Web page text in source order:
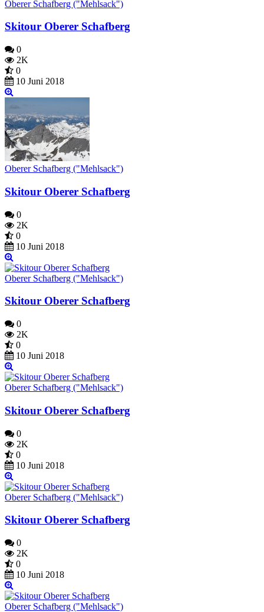
Oberer Schafberg ("Mehlsack")
Skitour Oberer Schafberg
0
2K
0
10 Juni 2018
Oberer Schafberg ("Mehlsack")
Skitour Oberer Schafberg
0
2K
0
10 Juni 2018
Oberer Schafberg ("Mehlsack")
Skitour Oberer Schafberg
0
2K
0
10 Juni 2018
Oberer Schafberg ("Mehlsack")
Skitour Oberer Schafberg
0
2K
0
10 Juni 2018
Oberer Schafberg ("Mehlsack")
Skitour Oberer Schafberg
0
2K
0
10 Juni 2018
Oberer Schafberg ("Mehlsack")